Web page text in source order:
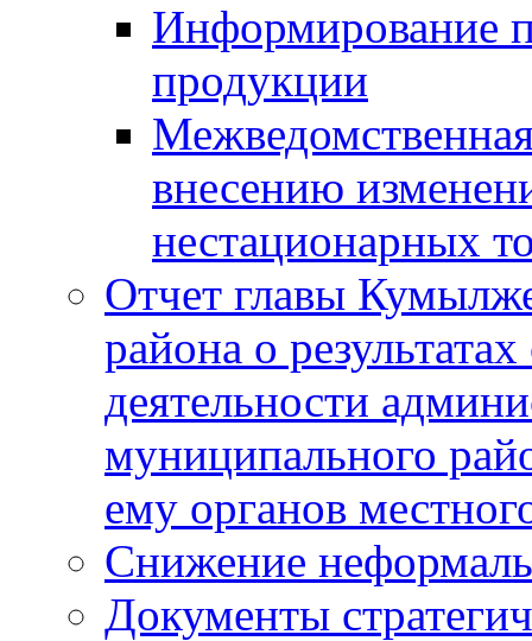
Информирование
продукции
внесению
нестационарных
Отчет главы
района о
деятельности
муниципального
ему органов
Снижение
Документы